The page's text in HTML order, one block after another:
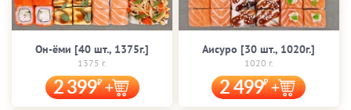
Он-ёми [40 шт., 1375г.]
1375 г.
2 399
Аисуро [30 шт., 1020г.]
1020 г.
2 499